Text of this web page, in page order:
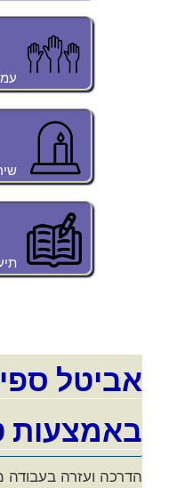
אביטל
באמצעות
הדרכה ועזרה בעבודה